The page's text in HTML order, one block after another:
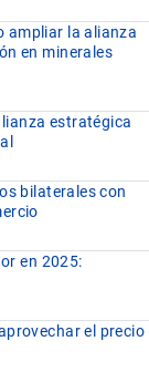
ampliar la alianza
en minerales
estratégica
bilaterales con
en 2025:
el precio